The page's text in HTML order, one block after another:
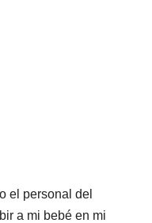
el personal del
a mi bebé en mi